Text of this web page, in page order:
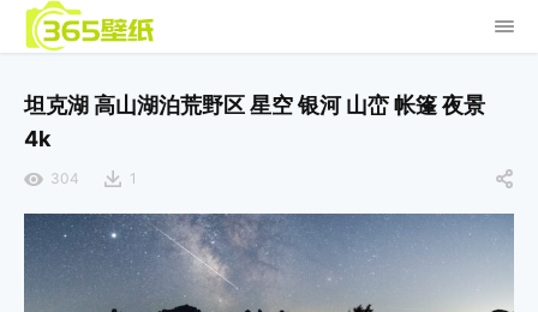
坦克湖 高山湖泊荒野区 星空 银河 山峦 帐篷 夜景
4k
304 1